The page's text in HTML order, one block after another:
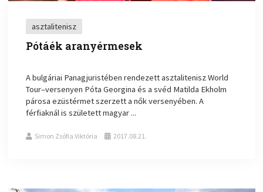
asztalitenisz
Pótáék aranyérmesek
A bulgáriai Panagjuristében rendezett asztalitenisz World
Tour–versenyen Póta Georgina és a svéd Matilda Ekholm
párosa ezüstérmet szerzett a nők versenyében. A
férfiaknál is született magyar ...
Simon Zsófia Viktória 2017.08.21.